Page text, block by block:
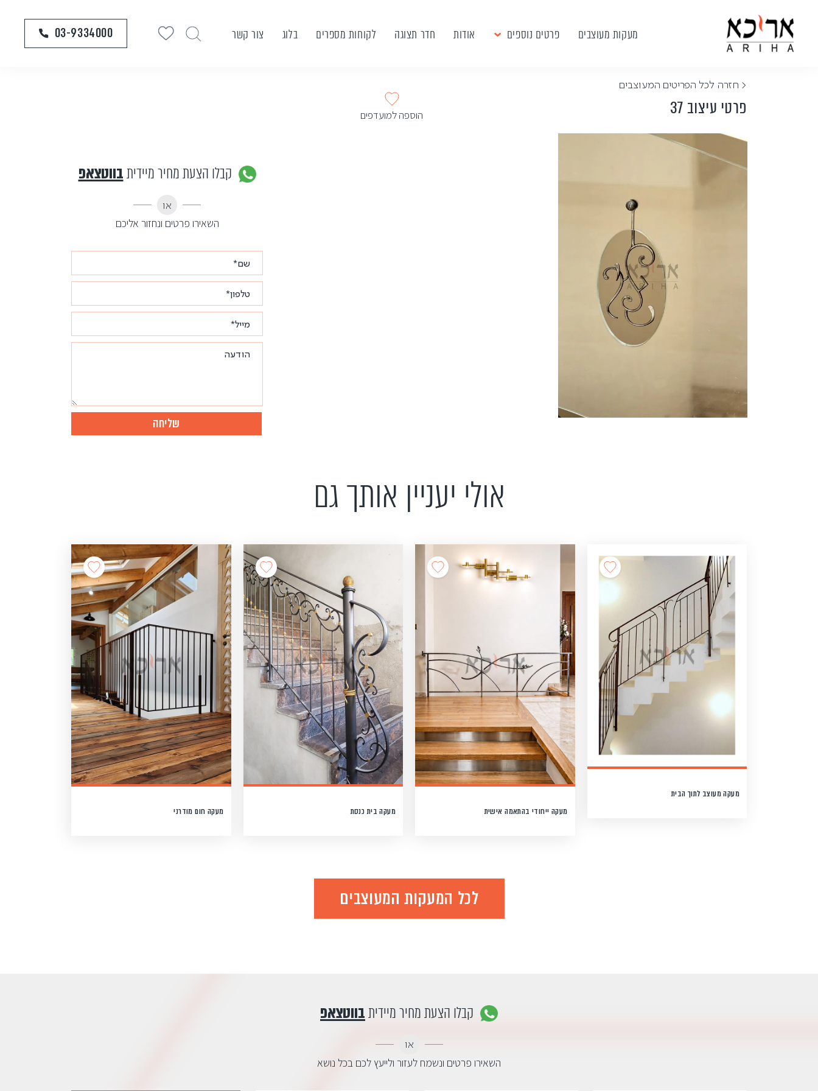
מעקות מעוצבים פרטים נוספים אודות חדר תצוגה לקוחות מספרים בלוג צור קשר 03-9334000
< חזרה לכל הפריטים המעוצבים
פרטי עיצוב 37 הוספה למועדפים
קבלו הצעת מחיר מיידיתבווטצאפ
או
השאירו פרטים ונחזור אליכם
אולי יעניין אותך גם
מעקה מעוצב לתוך הבית
מעקה ייחודי בהתאמה אישית
מעקה בית כנסת מעקה חום מודרני
לכל המעקות המעוצבים
קבלו הצעת מחיר מיידיתבווטצאפ
או
השאירו פרטים ונשמח לעזור ולייעץ לכם בכל נושא